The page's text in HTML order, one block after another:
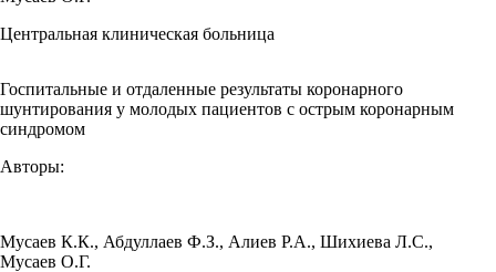
Центральная клиническая больница
Госпитальные и отдаленные результаты коронарного
шунтирования у молодых пациентов с острым коронарным
синдромом
Авторы:
Мусаев К.К., Абдуллаев Ф.З., Алиев Р.А., Шихиева Л.С.,
Мусаев О.Г.